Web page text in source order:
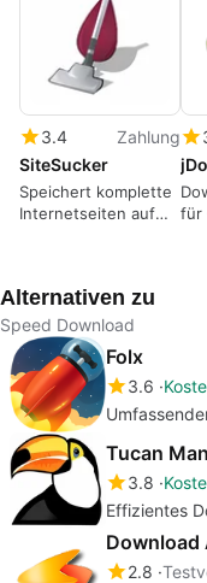
3.4
Zahlung
SiteSucker
Speichert komplette
Internetseiten auf
für
Alternativen zu
Speed Download
Folx
3.6
Tucan
3.8
Effizientes
Download
2.8